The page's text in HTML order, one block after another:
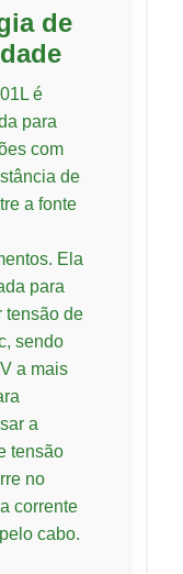
de
é
para
com
de
a fonte
Ela
para
tensão de
sendo
a mais
a
tensão
no
corrente
cabo.